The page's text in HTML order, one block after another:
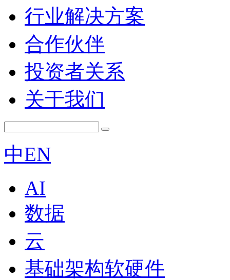
行业解决方案
合作伙伴
投资者关系
关于我们
中EN
AI
数据
云
基础架构软硬件